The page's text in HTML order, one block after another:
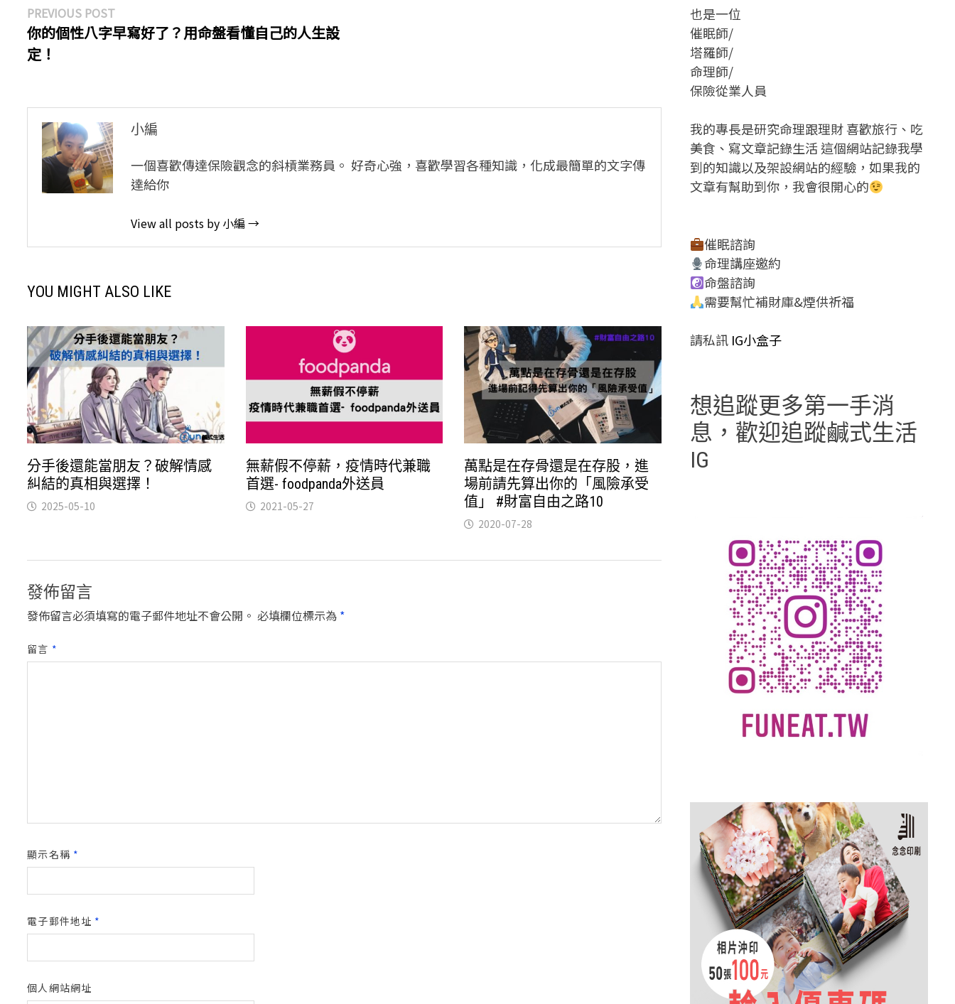
文
章
導
PREVIOUS POSTPrevious
post:
你的個性八字早寫好了？用命盤看懂自己的人生設
定！
小編
一個喜歡傳達保險觀念的斜槓業務員。 好奇心強，喜歡學習各種知識，化成最簡單的文字傳
達給你
View all posts by 小編 →
YOU MIGHT ALSO LIKE
分手後還能當朋友？破解情感
糾結的真相與選擇！
2025-05-10
無薪假不停薪，疫情時代兼職
首選- foodpanda外送員
2021-05-27
萬點是在存骨還是在存股，進
場前請先算出你的「風險承受
值」 #財富自由之路10
2020-07-28
發佈留言
發佈留言必須填寫的電子郵件地址不會公開。 必填欄位標示為 *
留言 *
顯示名稱 *
電子郵件地址 *
個人網站網址
也是一位
催眠師/
塔羅師/
命理師/
保險從業人員
我的專長是研究命理跟理財 喜歡旅行、吃
美食、寫文章記錄生活 這個網站記錄我學
到的知識以及架設網站的經驗，如果我的
文章有幫助到你，我會很開心的
催眠諮詢
命理講座邀約
命盤諮詢
需要幫忙補財庫&煙供祈福
請私訊IG小盒子
想追蹤更多第一手消
息，歡迎追蹤鹹式生活
IG